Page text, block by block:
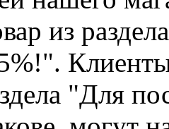
из
"Для